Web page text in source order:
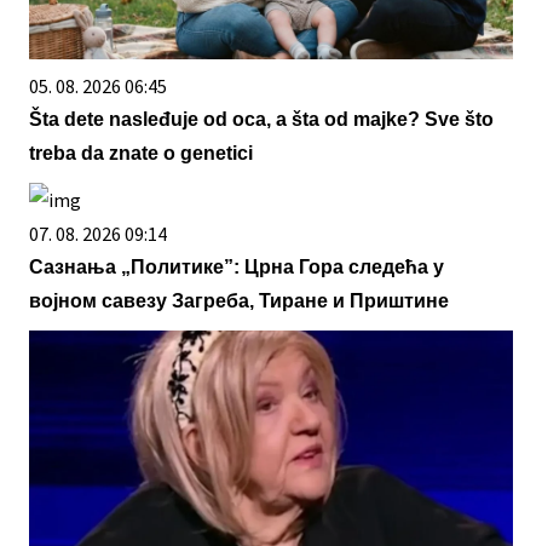
05. 08. 2026 06:45
Šta dete nasleđuje od oca, a šta od majke? Sve što
treba da znate o genetici
07. 08. 2026 09:14
Сазнања „Политике”: Црна Гора следећа у
војном савезу Загреба, Тиране и Приштине